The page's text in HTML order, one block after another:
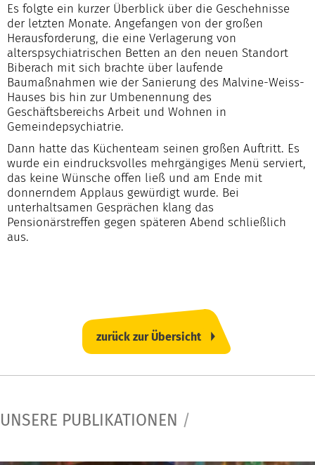
Es folgte ein kurzer Überblick über die Geschehnisse
der letzten Monate. Angefangen von der großen
Herausforderung, die eine Verlagerung von
alterspsychiatrischen Betten an den neuen Standort
Biberach mit sich brachte über laufende
Baumaßnahmen wie der Sanierung des Malvine-Weiss-
Hauses bis hin zur Umbenennung des
Geschäftsbereichs Arbeit und Wohnen in
Gemeindepsychiatrie.
Dann hatte das Küchenteam seinen großen Auftritt. Es
wurde ein eindrucksvolles mehrgängiges Menü serviert,
das keine Wünsche offen ließ und am Ende mit
donnerndem Applaus gewürdigt wurde. Bei
unterhaltsamen Gesprächen klang das
Pensionärstreffen gegen späteren Abend schließlich
aus.
zurück zur Übersicht
UNSERE PUBLIKATIONEN /